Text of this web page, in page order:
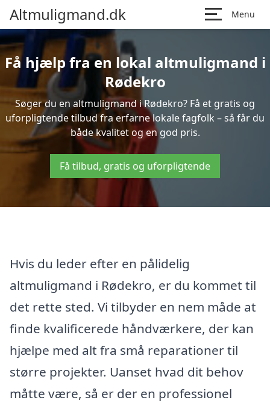
Altmuligmand.dk Menu
Få hjælp fra en lokal altmuligmand i
Rødekro
Søger du en altmuligmand i Rødekro? Få et gratis og
uforpligtende tilbud fra erfarne lokale fagfolk – så får du
både kvalitet og en god pris.
Få tilbud, gratis og uforpligtende
Hvis du leder efter en pålidelig
altmuligmand i Rødekro, er du kommet til
det rette sted. Vi tilbyder en nem måde at
finde kvalificerede håndværkere, der kan
hjælpe med alt fra små reparationer til
større projekter. Uanset hvad dit behov
måtte være, så er der en professionel